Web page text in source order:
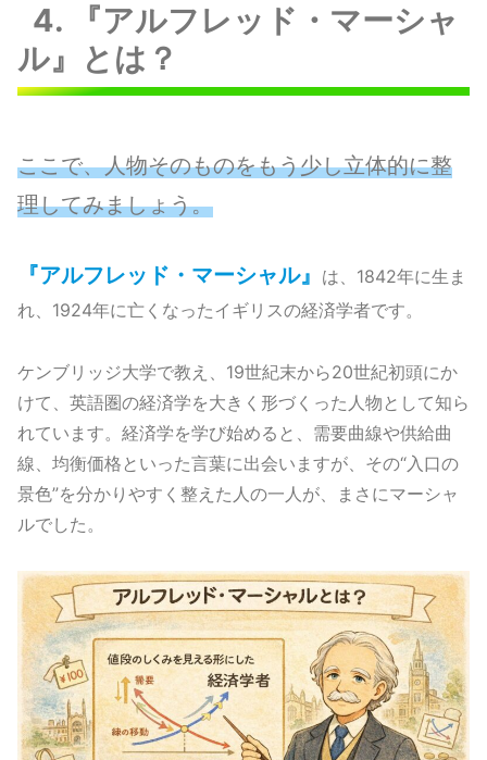
4. 『アルフレッド・マーシャ
ル』とは？
ここで、人物そのものをもう少し立体的に整
理してみましょう。
『アルフレッド・マーシャル』 は、1842年に生ま
れ、1924年に亡くなったイギリスの経済学者です。
ケンブリッジ大学で教え、19世紀末から20世紀初頭にか
けて、英語圏の経済学を大きく形づくった人物として知ら
れています。経済学を学び始めると、需要曲線や供給曲
線、均衡価格といった言葉に出会いますが、その“入口の
景色”を分かりやすく整えた人の一人が、まさにマーシャ
ルでした。